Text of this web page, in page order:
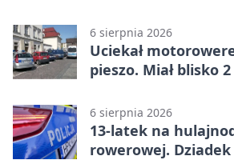
6 sierpnia 2026
Uciekał
pieszo. Miał blisko
6 sierpnia 2026
13-latek na
rowerowej. Dziadek